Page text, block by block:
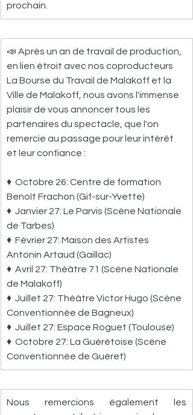
prochain.
📣 Après un an de travail de production,
en lien étroit avec nos coproducteurs
La Bourse du Travail de Malakoff et la
Ville de Malakoff, nous avons l'immense
plaisir de vous annoncer tous les
partenaires du spectacle, que l'on
remercie au passage pour leur intérêt
et leur confiance :
♦  Octobre 26: Centre de formation
Benoît Frachon (Gif-sur-Yvette)
♦  Janvier 27: Le Parvis (Scène Nationale
de Tarbes)
♦  Février 27: Maison des Artistes
Antonin Artaud (Gaillac)
♦  Avril 27: Théâtre 71 (Scène Nationale
de Malakoff)
♦  Juillet 27: Théâtre Victor Hugo (Scène
Conventionnée de Bagneux)
♦  Juillet 27: Espace Roguet (Toulouse)
♦  Octobre 27: La Guérétoise (Scène
Conventionnée de Guéret)
Nous remercions également les